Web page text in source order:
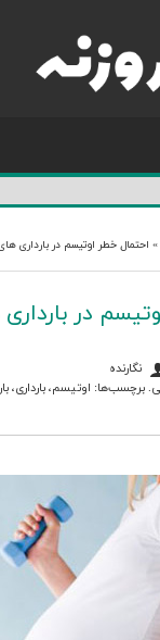
» احتمال خطر اوتیسم در بارداری
در
نگارنده
. برچسب‌ها: اوتیسم،بارداری،